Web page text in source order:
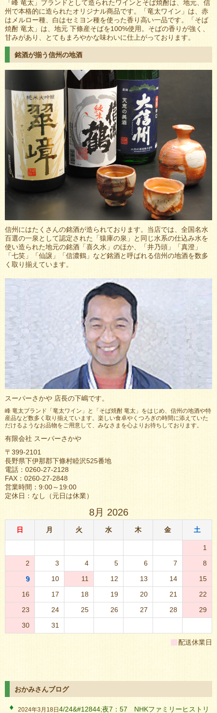
「峰 竜太」ブランドとして造られたワインとそば焼酎は、地元、信
州で本格的に造られたオリジナル商品です。「竜太ワイン」は、赤
はメルロー種、白はセミヨン種を使った香り高い一品です。「そば
焼酎 竜太」は、地元 下條産そばを100%使用。そばの香りが強く、
甘みがあり、とてもまろやかな味わいに仕上がっております。
銘酒が揃う信州の地酒
信州にはたくさんの銘酒が造られております。当店では、全国名水
百選の一泉として認定された「猿庫の泉」と同じ水系の仕込み水を
使い造られた地元の銘酒「喜久水」のほか、「井乃頭」「真澄」
「七笑」「仙譲」「信濃鶴」など銘酒と呼ばれる信州の地酒を数多
く取り揃えています。
スーパーさかや 店長の下嶋です。
峰 竜太ブランド「竜太ワイン」と「そば焼酎 竜太」をはじめ、信州の地酒や特
産品など数多く取り揃えています。楽しい食卓やくつろぎの時間に添えていた
だけるようなお品物をご用意して、みなさまを心よりお待ちしております。
有限会社 スーパーさかや
〒399-2101
長野県下伊那郡下條村睦沢525番地
電話：0260-27-2128
FAX：0260-27-2848
営業時間：9:00～19:00
定休日：なし（元日は休業）
8月 2026
日 月 火 水 木 金 土
1
2
3 4 5 6 7
8
9
10 11 12 13 14
15
16
17 18 19 20 21
22
23
24 25 26 27 28
29
30
31
■配送休業日
おかみさんブログ
2024年3月18日 4/24&#12844;夜7：57 NHKファミリーヒストリ